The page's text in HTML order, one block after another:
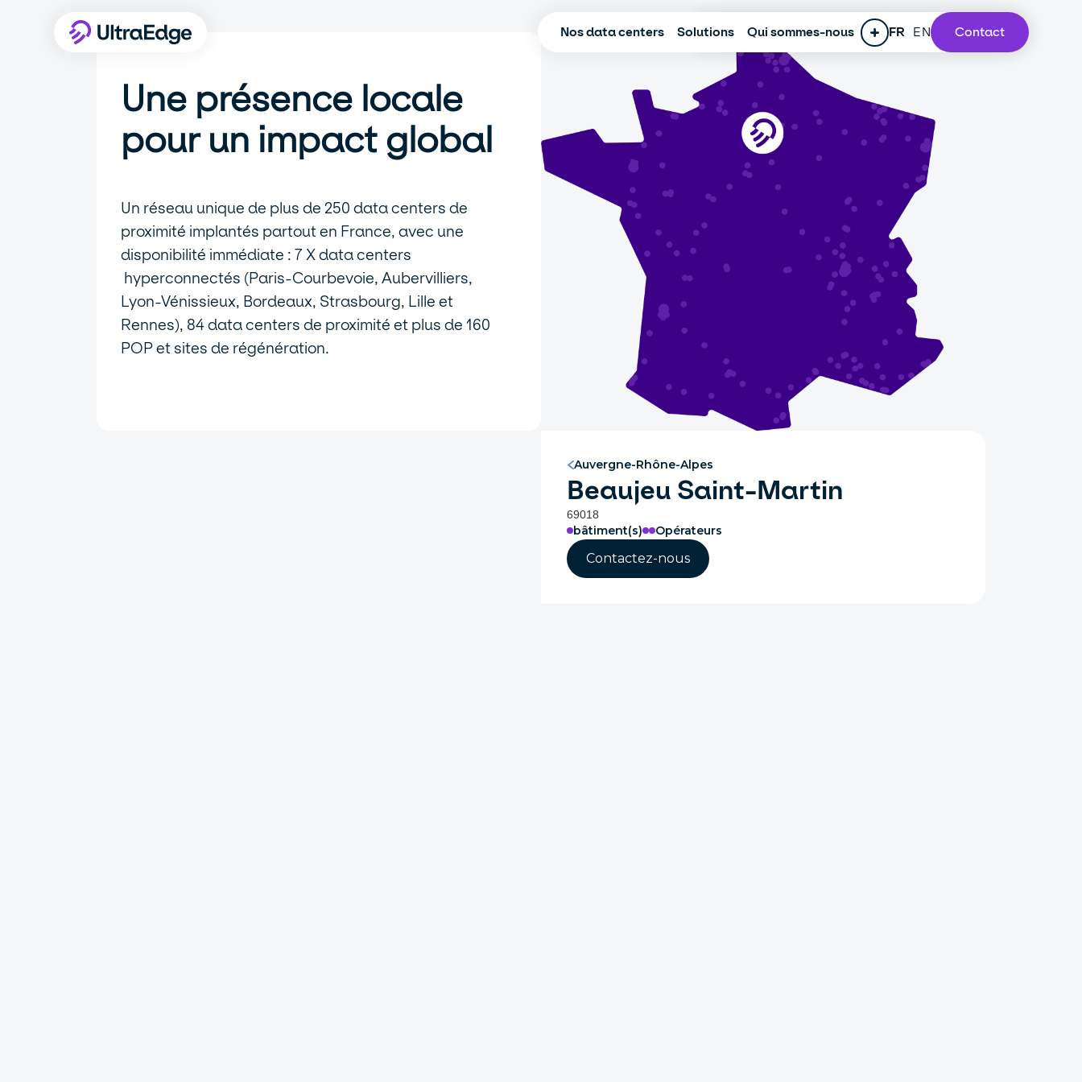
Nos data centers Solutions Qui sommes-nous FR EN Contact
RSE Espace presse Recrutement Notre Lab
Une présence locale
pour un impact global
Un réseau unique de plus de 250 data centers de
proximité implantés partout en France, avec une
disponibilité immédiate : 7 X data centers
hyperconnectés (Paris-Courbevoie, Aubervilliers,
Lyon-Vénissieux, Bordeaux, Strasbourg, Lille et
Rennes), 84 data centers de proximité et plus de 160
POP et sites de régénération.
Auvergne-Rhône-Alpes
Beaujeu Saint-Martin
69018
bâtiment(s) Opérateurs
Contactez-nous